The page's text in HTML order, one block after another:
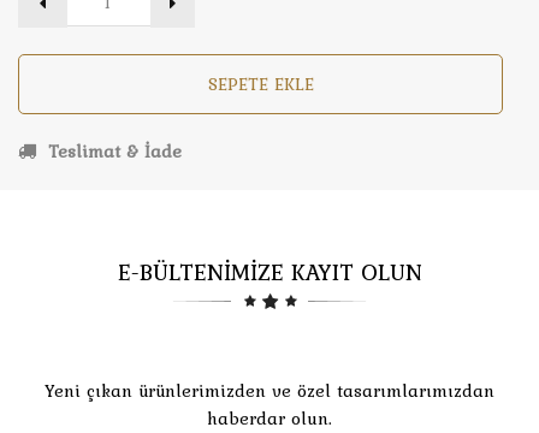
SEPETE EKLE
Teslimat & İade
E-BÜLTENİMİZE KAYIT OLUN
Yeni çıkan ürünlerimizden ve özel tasarımlarımızdan
haberdar olun.